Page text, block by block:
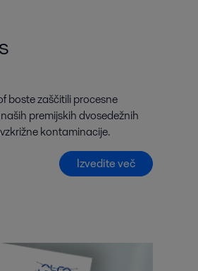
boste zaščitili procesne
premijskih dvosedežnih
kontaminacije.
Izvedite več